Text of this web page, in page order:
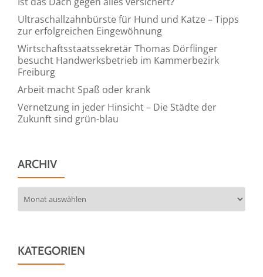
Ultraschallzahnbürste für Hund und Katze – Tipps
zur erfolgreichen Eingewöhnung
Wirtschaftsstaatssekretär Thomas Dörflinger
besucht Handwerksbetrieb im Kammerbezirk
Freiburg
Arbeit macht Spaß oder krank
Vernetzung in jeder Hinsicht – Die Städte der
Zukunft sind grün-blau
ARCHIV
KATEGORIEN